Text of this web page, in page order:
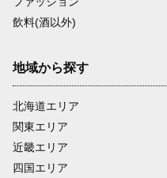
飲料(酒以外)
地域から探す
北海道エリア
関東エリア
近畿エリア
四国エリア